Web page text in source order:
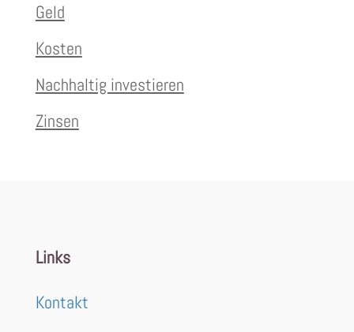
Geld
Kosten
Nachhaltig investieren
Zinsen
Links
Kontakt